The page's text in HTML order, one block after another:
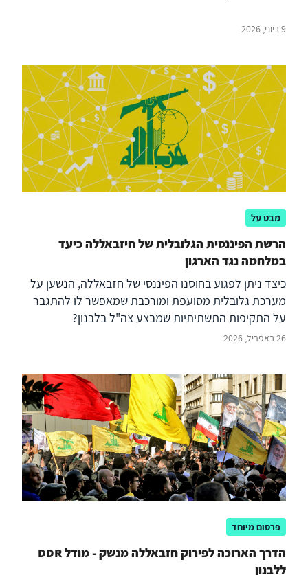
9 ביוני, 2026
מבט על
הרשת הפיננסית הגלובלית של חיזבאללה כיעד
במלחמה נגד הארגון
כיצד ניתן לפגוע בחוסנו הפיננסי של חזבאללה, הנשען על
מערכת גלובלית מסועפת ומורכבת שמאפשר לו להתגבר
על התקיפות התשתיתיות שמבצע צה"ל בלבנון?
26 באפריל, 2026
פרסום מיוחד
הדרך הארוכה לפירוק חזבאללה מנשק - מודל DDR
ללבנון